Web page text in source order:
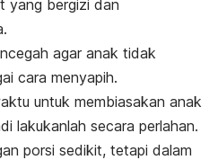
yang bergizi dan
agar anak tidak
cara menyapih.
untuk membiasakan anak
lakukanlah secara perlahan.
porsi sedikit, tetapi dalam